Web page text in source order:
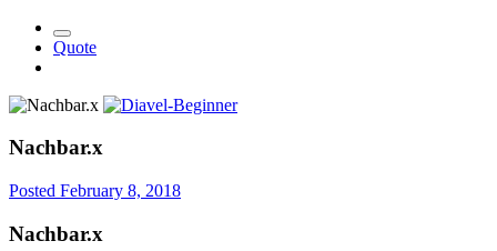
Quote
Nachbar.x
Posted February 8, 2018
Nachbar.x